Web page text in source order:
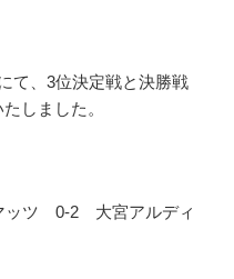
て、3位決定戦と決勝戦
しました。
ツ 0-2 大宮アルディ